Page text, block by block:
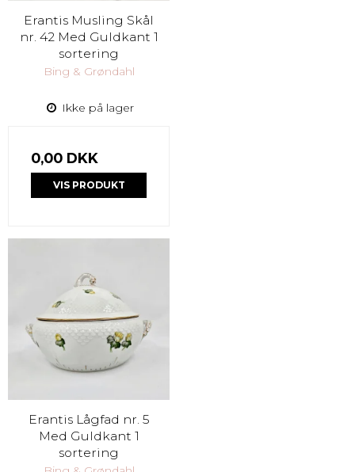
Erantis Musling Skål
nr. 42 Med Guldkant 1
sortering
Bing & Grøndahl
Ikke på lager
0,00 DKK
VIS PRODUKT
Erantis Lågfad nr. 5
Med Guldkant 1
sortering